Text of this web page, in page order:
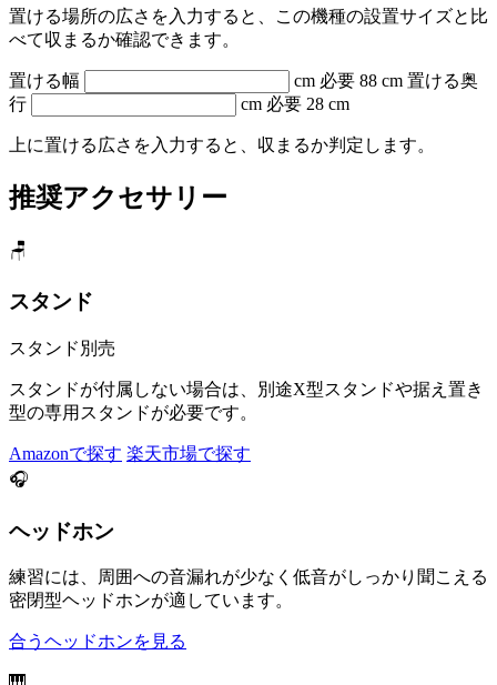
置ける場所の広さを入力すると、この機種の設置サイズと比
べて収まるか確認できます。
置ける幅 cm 必要 88 cm 置ける奥
行
cm 必要 28 cm
上に置ける広さを入力すると、収まるか判定します。
推奨アクセサリー
🪑
スタンド
スタンド別売
スタンドが付属しない場合は、別途X型スタンドや据え置き
型の専用スタンドが必要です。
Amazonで探す 楽天市場で探す
🎧
ヘッドホン
練習には、周囲への音漏れが少なく低音がしっかり聞こえる
密閉型ヘッドホンが適しています。
合うヘッドホンを見る